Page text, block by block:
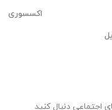
اکسسوری
اجتماعی دنبال کنید